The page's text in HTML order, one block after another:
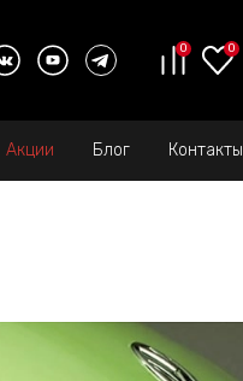
0 0
Акции Блог Контакты